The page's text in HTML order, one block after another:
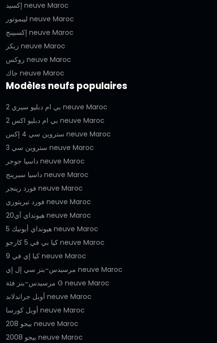
إكسيد neuve Maroc
ليبموتور neuve Maroc
إكسبينج neuve Maroc
زيكر neuve Maroc
روكس neuve Maroc
جاك neuve Maroc
Modèles neufs populaires
بي ام دبليو سيري 2 neuve Maroc
بي ام دبليو اكس 2 neuve Maroc
ستروين سي 4 إكس neuve Maroc
ستروين سي 3 neuve Maroc
داسيا جوجر neuve Maroc
داسيا سبرينج neuve Maroc
فورد رينجر neuve Maroc
فورد تيريتوري neuve Maroc
هيونداي آي20 neuve Maroc
هيونداي أيونيك 5 neuve Maroc
كيا بي في 5 كارجو neuve Maroc
كيا إي في 9 neuve Maroc
مرسيدس-بنز سي إل إي neuve Maroc
مرسيدس-بنز فئة G neuve Maroc
أوبل جراندلاند neuve Maroc
أوبل كورسا neuve Maroc
بيجو 208 neuve Maroc
بيجو 2008 neuve Maroc